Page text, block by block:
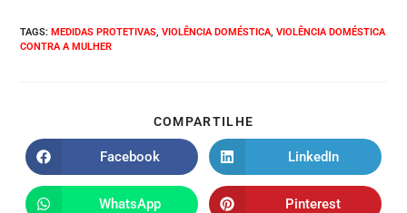
TAGS: MEDIDAS PROTETIVAS, VIOLÊNCIA DOMÉSTICA, VIOLÊNCIA DOMÉSTICA
CONTRA A MULHER
COMPARTILHE
Facebook LinkedIn
WhatsApp Pinterest